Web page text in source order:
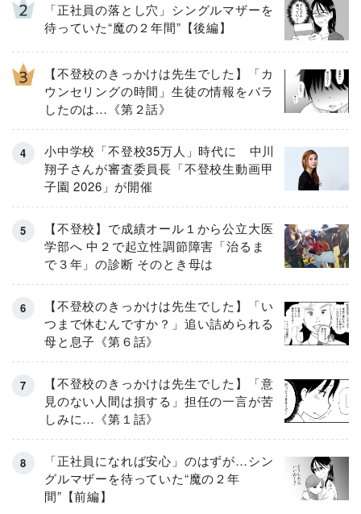
「正社員の落とし穴」シングルマザーを
待っていた“魔の２年間”【後編】
【不登校のきっかけは先生でした】「カ
ウンセリングの時間」生徒の情報をバラ
したのは…《第２話》
小中学校「不登校35万人」時代に 中川
翔子さんが審査委員長「不登校生動画甲
子園 2026」が開催
【不登校】で成績オール１から公立大医
学部へ 中２で起立性調節障害「治るま
で３年」の診断 そのとき母は
【不登校のきっかけは先生でした】「い
つまで休むんですか？」追い詰められる
母と息子《第６話》
【不登校のきっかけは先生でした】「意
見のない人間は損する」担任の一言が苦
しみに…《第１話》
「正社員になれば安心」のはずが…シン
グルマザーを待っていた“魔の２年
間”【前編】